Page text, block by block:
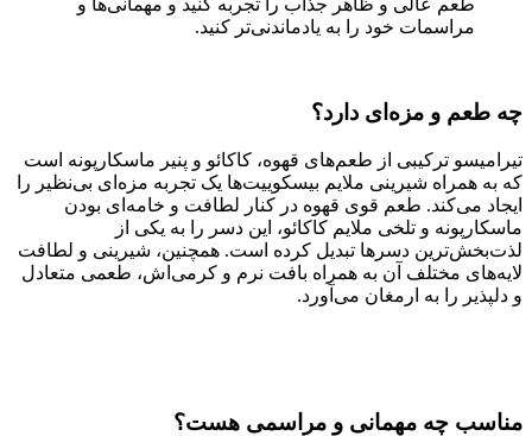
مراسمات خود را به یادماندنی‌تر کنید.
چه طعم و مزه‌ای دارد؟
تیرامیسو ترکیبی از طعم‌های قهوه، کاکائو و پنیر ماسکارپونه است
که به همراه شیرینی ملایم بیسکوییت‌ها یک تجربه مزه‌ای بی‌نظیر را
ایجاد می‌کند. طعم قوی قهوه در کنار لطافت و خامه‌ای بودن
ماسکارپونه و تلخی ملایم کاکائو، این دسر را به یکی از
لذت‌بخش‌ترین دسرها تبدیل کرده است. همچنین، شیرینی و لطافت
لایه‌های مختلف آن به همراه بافت نرم و کرمی‌اش، طعمی متعادل
و دلپذیر را به ارمغان می‌آورد.
مناسب چه مهمانی و مراسمی هست؟